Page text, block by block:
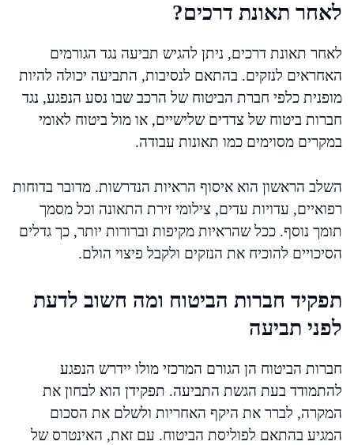
לאחר תאונת דרכים?
לאחר תאונת דרכים, ניתן להגיש תביעה נגד הגורמים
האחראים לנזקים. בהתאם לנסיבות, התביעה יכולה להיות
מופנית כלפי חברת הביטוח של הרכב שבו נסע הנפגע, נגד
חברות ביטוח של צדדים שלישיים, או מול ביטוח לאומי
במקרים מסוימים כמו תאונות עבודה.
השלב הראשון הוא איסוף הראיות הנדרשות. מדובר בדוחות
רפואיים, עדויות עדים, צילומי זירת התאונה וכל מסמך
תומך נוסף. ככל שהראיות מקיפות וברורות יותר, כך גדלים
הסיכויים להוכיח את הנזקים ולקבל פיצוי הולם.
תפקיד חברות הביטוח ומה חשוב לדעת
לפני תביעה
חברות הביטוח הן הגורם המרכזי מולו יידרש הנפגע
להתמודד בעת הגשת התביעה. תפקידן הוא לבחון את
המקרה, לברר את היקף האחריות ולשלם את הסכום
המגיע בהתאם לפוליסת הביטוח. עם זאת, האינטרס של